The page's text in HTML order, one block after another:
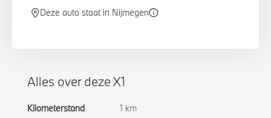
Deze auto staat in Nijmegen
Alles over deze X1
Kilometerstand 1 km